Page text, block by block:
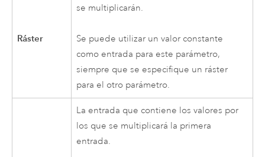
Ráster
se multiplicarán.
Se puede utilizar un valor constante
como entrada para este parámetro,
siempre que se especifique un ráster
para el otro parámetro.
La entrada que contiene los valores por
los que se multiplicará la primera
entrada.